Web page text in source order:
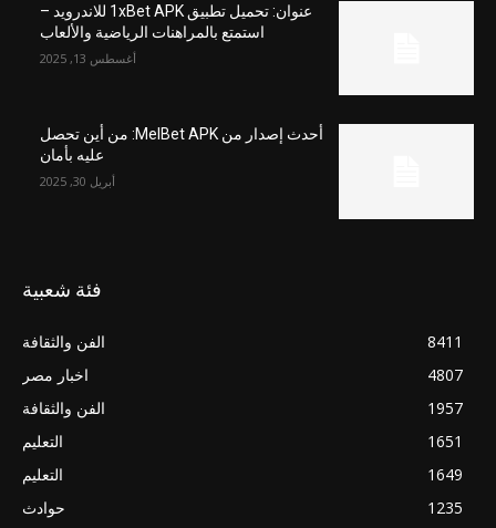
عنوان: تحميل تطبيق 1xBet APK للاندرويد –
استمتع بالمراهنات الرياضية والألعاب
أغسطس 13, 2025
أحدث إصدار من MelBet APK: من أين تحصل
عليه بأمان
أبريل 30, 2025
فئة شعبية
الفن والثقافة
8411
اخبار مصر
4807
الفن والثقافة
1957
التعليم
1651
التعليم
1649
حوادث
1235